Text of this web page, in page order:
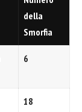
della
Smorfia
6
18